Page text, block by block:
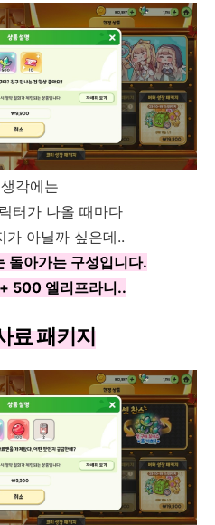
각에는
터가 나올 때마다
가 아닐까 싶은데..
돌아가는 구성입니다.
500 엘리프라니..
료 패키지